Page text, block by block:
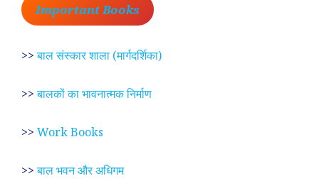
Important Books
>>बाल संस्कार शाला (मार्गदर्शिका)
>>बालकों का भावनात्मक निर्माण
>> Work Books
>>बाल भवन और अधिगम